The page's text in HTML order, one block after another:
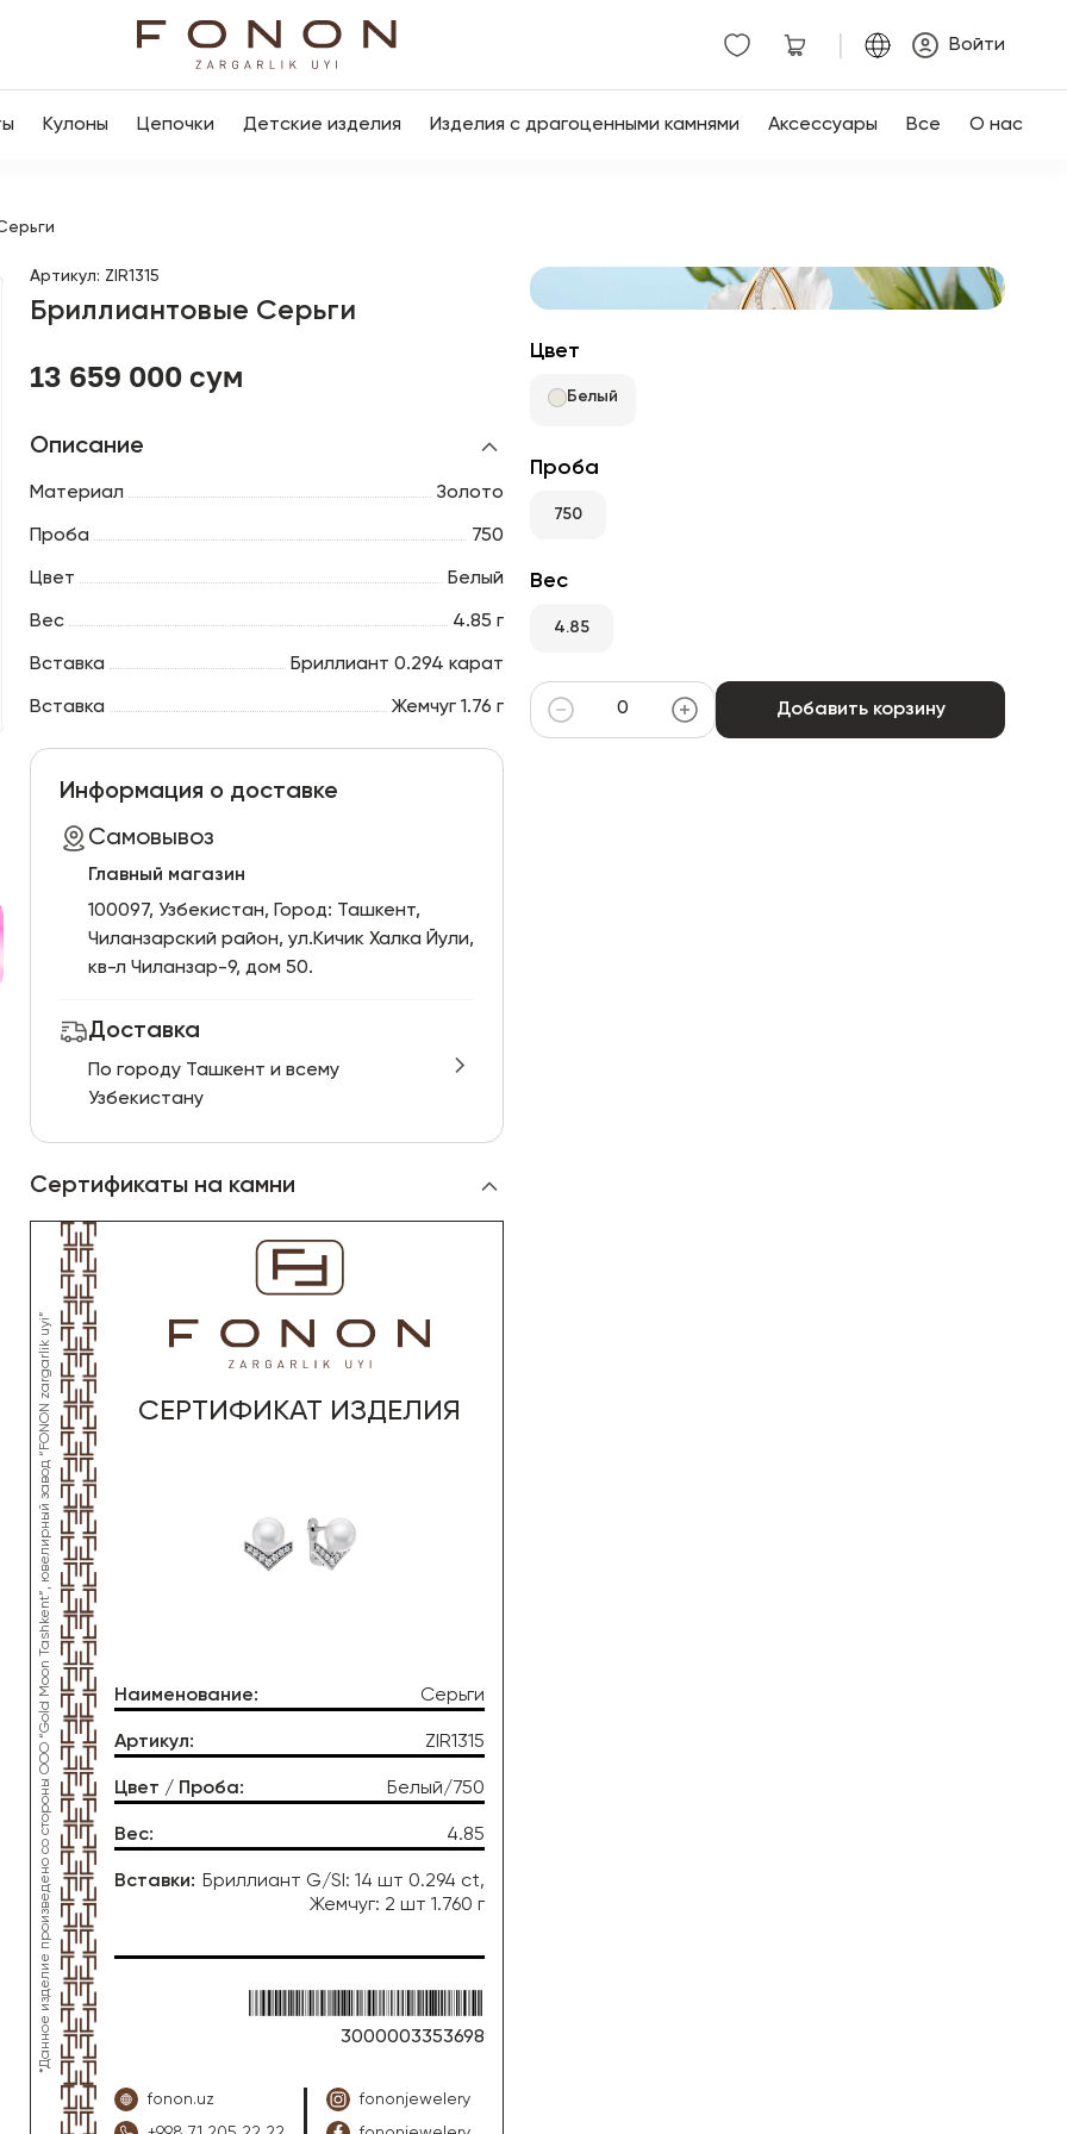
Войти
Кулоны Цепочки Детские изделия Изделия с драгоценными камнями Аксессуары Все О нас
Артикул: ZIR1315
Бриллиантовые Серьги
13 659 000 сум
Описание
Материал Золото
Проба 750
Цвет Белый
Вес 4.85 г
Вставка Бриллиант 0.294 карат
Вставка Жемчуг 1.76 г
Информация о доставке
Самовывоз
Главный магазин
100097, Узбекистан, Город: Ташкент,
Чиланзарский pайон, ул.Кичик Халка Йули,
кв-л Чиланзар-9, дом 50.
Доставка
По городу Ташкент и всему
Узбекистану
Сертификаты на камни
*Данное изделие произведено со стороны OOO “Gold Moon Tashkent”, ювелирный завод “FONON zargarlik uyi” СЕРТИФИКАТ ИЗДЕЛИЯ
Наименование: Серьги
Артикул: ZIR1315
Цвет / Проба: Белый/750
Вес: 4.85
Вставки: Бриллиант G/SI: 14 шт 0.294 ct,
Жемчуг: 2 шт 1.760 г
3000003353698
fonon.uz
fononjewelery
Цвет
Белый
Проба
750
Вес
4.85
Добавить корзину